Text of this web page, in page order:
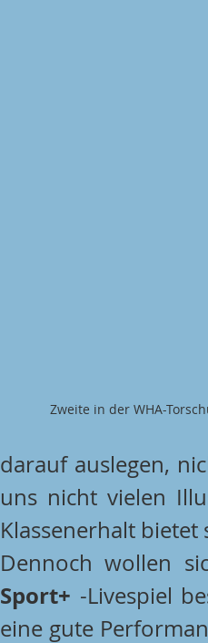
Zweite in der WHA-
darauf auslegen,
uns nicht vielen
Klassenerhalt bietet
Dennoch wollen
Sport+ -Livespiel
eine gute